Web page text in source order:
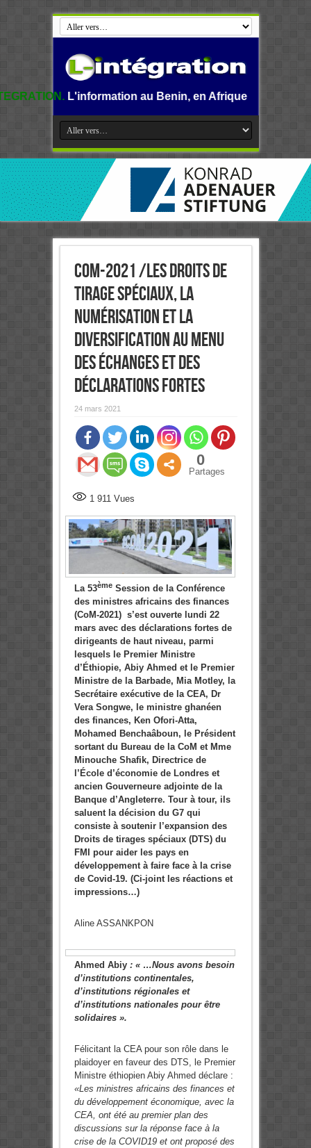
au Benin, en Afrique et dans le monde.
CoM-2021 /Les Droits de
tirage spéciaux, la
numérisation et la
diversification au menu
des échanges et des
Déclarations fortes
24 mars 2021
0
Partages
1 911Vues
La 53èmeSession de la Conférence
des ministres africains des finances
(CoM-2021) s’est ouverte lundi 22
mars avec des déclarations fortes de
dirigeants de haut niveau, parmi
lesquels le Premier Ministre
d’Éthiopie, Abiy Ahmed et le Premier
Ministre de la Barbade, Mia Motley, la
Secrétaire exécutive de la CEA, Dr
Vera Songwe, le ministre ghanéen
des finances, Ken Ofori-Atta,
Mohamed Benchaâboun, le Président
sortant du Bureau de la CoM et Mme
Minouche Shafik, Directrice de
l’École d’économie de Londres et
ancien Gouverneure adjointe de la
Banque d’Angleterre. Tour à tour, ils
saluent la décision du G7 qui
consiste à soutenir l’expansion des
Droits de tirages spéciaux (DTS) du
FMI pour aider les pays en
développement à faire face à la crise
de Covid-19. (Ci-joint les réactions et
impressions…)
Aline ASSANKPON
Ahmed Abiy : « …Nous avons besoin
d’institutions continentales,
d’institutions régionales et
d’institutions nationales pour être
solidaires ».
Félicitant la CEA pour son rôle dans le
plaidoyer en faveur des DTS, le Premier
Ministre éthiopien Abiy Ahmed déclare :
«Les ministres africains des finances et
du développement économique, avec la
CEA, ont été au premier plan des
discussions sur la réponse face à la
crise de la COVID19 et ont proposé des